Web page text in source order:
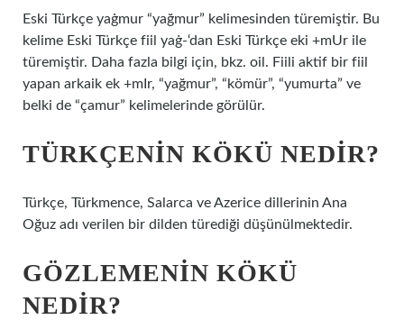
Eski Türkçe yaġmur “yağmur” kelimesinden türemiştir. Bu
kelime Eski Türkçe fiil yaġ-‘dan Eski Türkçe eki +mUr ile
türemiştir. Daha fazla bilgi için, bkz. oil. Fiili aktif bir fiil
yapan arkaik ek +mIr, “yağmur”, “kömür”, “yumurta” ve
belki de “çamur” kelimelerinde görülür.
TÜRKÇENIN KÖKÜ NEDIR?
Türkçe, Türkmence, Salarca ve Azerice dillerinin Ana
Oğuz adı verilen bir dilden türediği düşünülmektedir.
GÖZLEMENIN KÖKÜ
NEDIR?